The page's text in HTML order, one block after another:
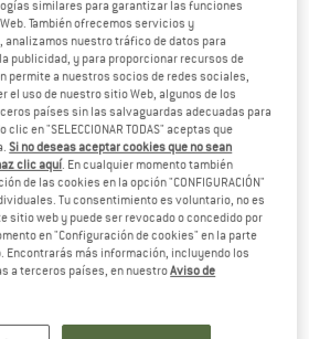
sobre los gastos de envío. Se abre en
similares para garantizar las funciones
También ofrecemos servicios y
nuestro tráfico de datos para
publicidad, y para proporcionar recursos de
permite a nuestros socios de redes sociales,
el uso de nuestro sitio Web, algunos de los
países sin las salvaguardas adecuadas para
en "SELECCIONAR TODAS" aceptas que
Si no deseas aceptar cookies que no sean
clic aquí. En cualquier momento también
de las cookies en la opción "CONFIGURACIÓN"
Tu consentimiento es voluntario, no es
sitio web y puede ser revocado o concedido por
en "Configuración de cookies" en la parte
Encontrarás más información, incluyendo los
a terceros países, en nuestroAviso de